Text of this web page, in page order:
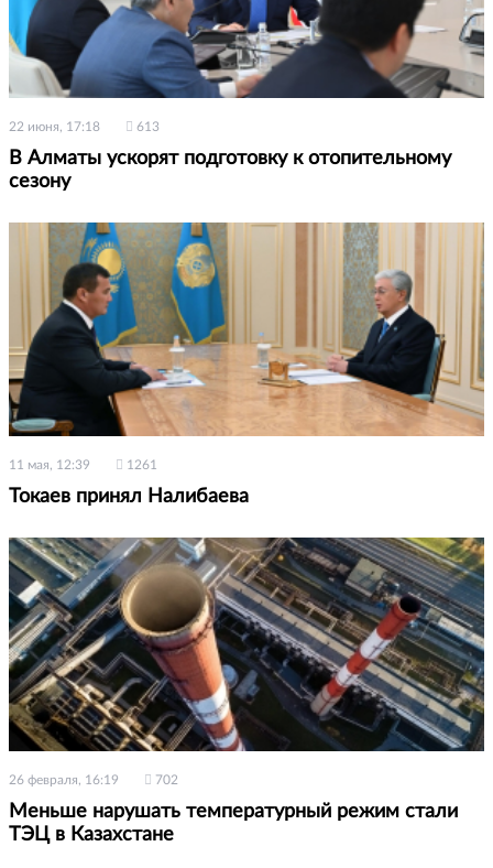
22 июня, 17:18 613
В Алматы ускорят подготовку к отопительному
сезону
11 мая, 12:39 1261
Токаев принял Налибаева
26 февраля, 16:19 702
Меньше нарушать температурный режим стали
ТЭЦ в Казахстане